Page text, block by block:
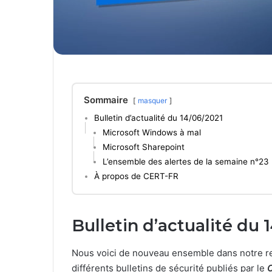
Sommaire masquer
Bulletin d’actualité du 14/06/2021
Microsoft Windows à mal
Microsoft Sharepoint
L’ensemble des alertes de la semaine n°23
À propos de CERT-FR
Bulletin d’actualité du
Nous voici de nouveau ensemble dans notre
différents bulletins de sécurité publiés par le